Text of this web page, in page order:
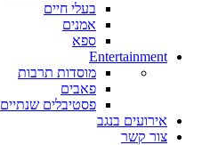
בעלי חיים
אמנים
ספא
Entertainment
מוסדות תרבות
פאבים
פסטיבלים שנתיים
אירועים בנגב
צור קשר